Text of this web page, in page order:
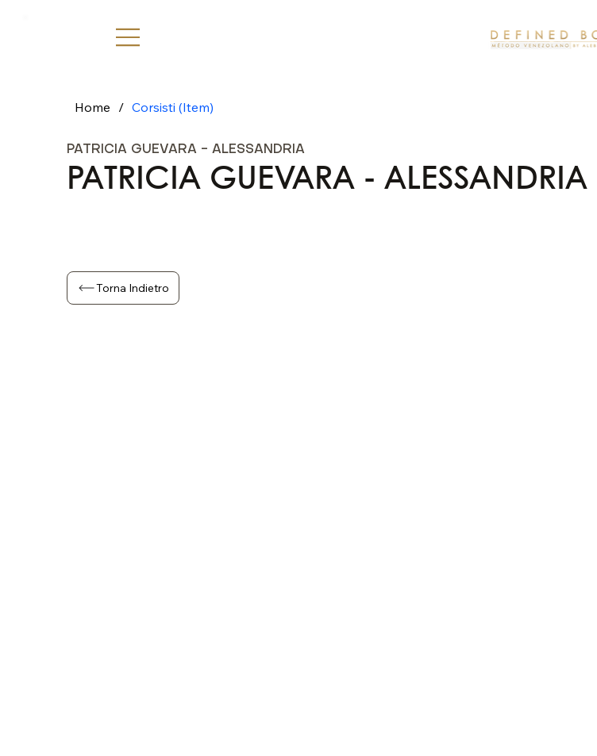
Home / Corsisti (Item)
PATRICIA GUEVARA - ALESSANDRIA
PATRICIA GUEVARA - ALESSANDRIA
Torna Indietro